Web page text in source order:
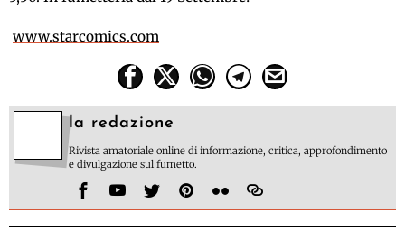
www.starcomics.com
la redazione
Rivista amatoriale online di informazione, critica, approfondimento
e divulgazione sul fumetto.